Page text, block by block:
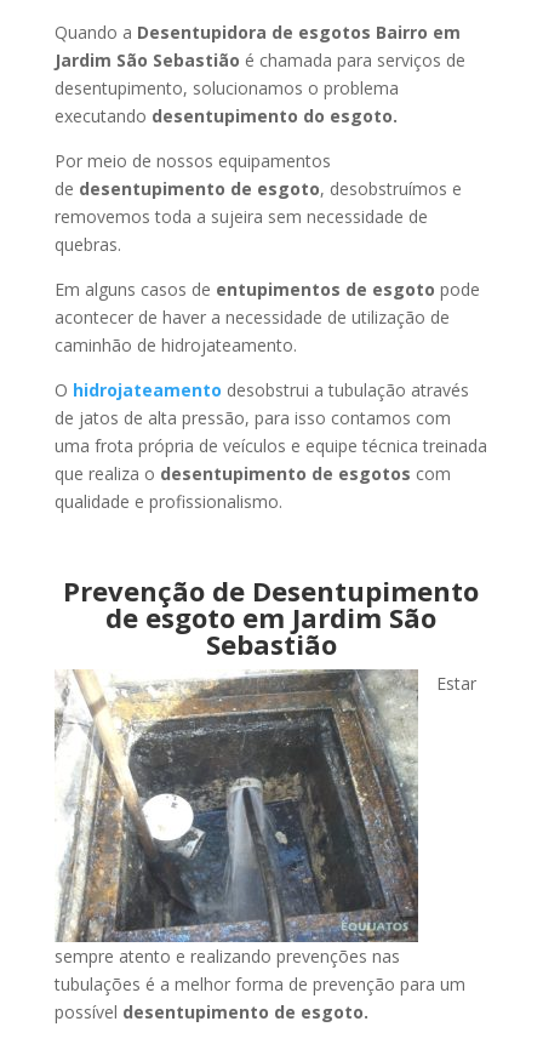
Quando a Desentupidora de esgotos Bairro em
Jardim São Sebastião é chamada para serviços de
desentupimento, solucionamos o problema
executando desentupimento do esgoto.
Por meio de nossos equipamentos
de desentupimento de esgoto, desobstruímos e
removemos toda a sujeira sem necessidade de
quebras.
Em alguns casos de entupimentos de esgoto pode
acontecer de haver a necessidade de utilização de
caminhão de hidrojateamento.
O hidrojateamento desobstrui a tubulação através
de jatos de alta pressão, para isso contamos com
uma frota própria de veículos e equipe técnica treinada
que realiza o desentupimento de esgotos com
qualidade e profissionalismo.
Prevenção de Desentupimento
de esgoto em Jardim São
Sebastião
Estar
sempre atento e realizando prevenções nas
tubulações é a melhor forma de prevenção para um
possível desentupimento de esgoto.